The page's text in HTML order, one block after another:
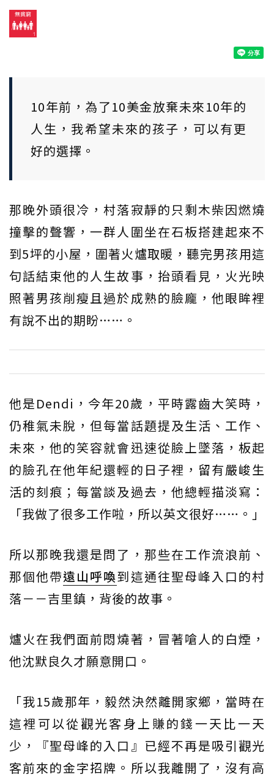
10年前，為了10美金放棄未來10年的
人生，我希望未來的孩子，可以有更
好的選擇。
那晚外頭很冷，村落寂靜的只剩木柴因燃燒
撞擊的聲響，一群人圍坐在石板搭建起來不
到5坪的小屋，圍著火爐取暖，聽完男孩用這
句話結束他的人生故事，抬頭看見，火光映
照著男孩削瘦且過於成熟的臉龐，他眼眸裡
有說不出的期盼……。
他是Dendi，今年20歲，平時露齒大笑時，
仍稚氣未脫，但每當話題提及生活、工作、
未來，他的笑容就會迅速從臉上墜落，板起
的臉孔在他年紀還輕的日子裡，留有嚴峻生
活的刻痕；每當談及過去，他總輕描淡寫：
「我做了很多工作啦，所以英文很好……。」
所以那晚我還是問了，那些在工作流浪前、
那個他帶遠山呼喚到這通往聖母峰入口的村
落－－吉里鎮，背後的故事。
爐火在我們面前悶燒著，冒著嗆人的白煙，
他沈默良久才願意開口。
「我15歲那年，毅然決然離開家鄉，當時在
這裡可以從觀光客身上賺的錢一天比一天
少，『聖母峰的入口』已經不再是吸引觀光
客前來的金字招牌。所以我離開了，沒有高